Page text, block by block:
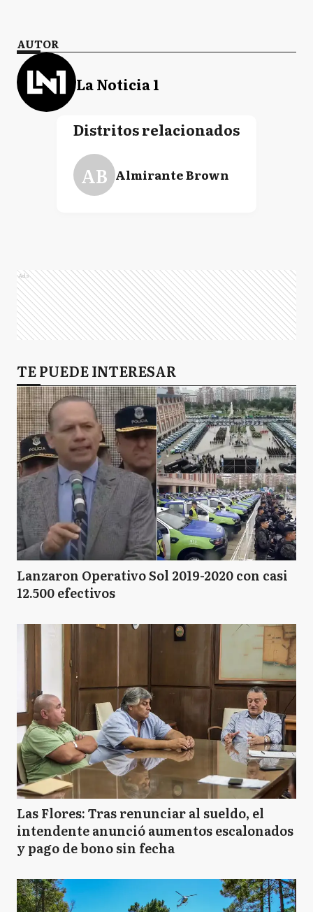
AUTOR
La Noticia 1
Distritos relacionados
AB Almirante Brown
Ads
TE PUEDE INTERESAR
Lanzaron Operativo Sol 2019-2020 con casi
12.500 efectivos
Las Flores: Tras renunciar al sueldo, el
intendente anunció aumentos escalonados
y pago de bono sin fecha